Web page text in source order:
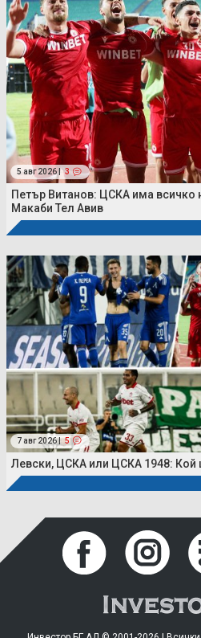
5 авг 2026 | 3
Петър Витанов: ЦСКА има
Макаби Тел Авив
7 авг 2026 | 5
Левски, ЦСКА или ЦСКА 1948: